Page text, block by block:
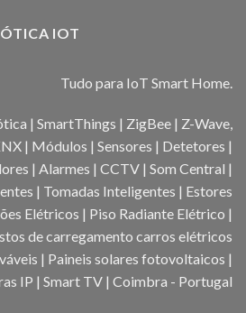
IOT
Tudo para IoT Smart Home.
| SmartThings | ZigBee | Z-Wave,
| Módulos | Sensores | Detetores |
| Alarmes | CCTV | Som Central |
| Tomadas Inteligentes | Estores
Elétricos | Piso Radiante Elétrico |
de carregamento carros elétricos
| Paineis solares fotovoltaicos |
IP | Smart TV | Coimbra - Portugal